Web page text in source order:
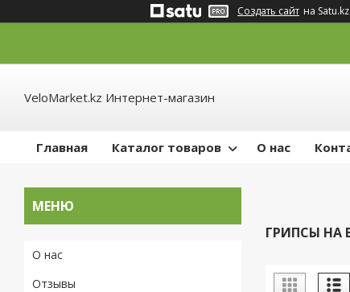
Создать сайт на Satu.kz
VeloMarket.kz Интернет-магазин
Главная Каталог товаров О нас
ГРИПСЫ НА
О нас
Отзывы